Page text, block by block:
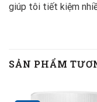
giúp tôi tiết kiệm
SẢN PHẨM